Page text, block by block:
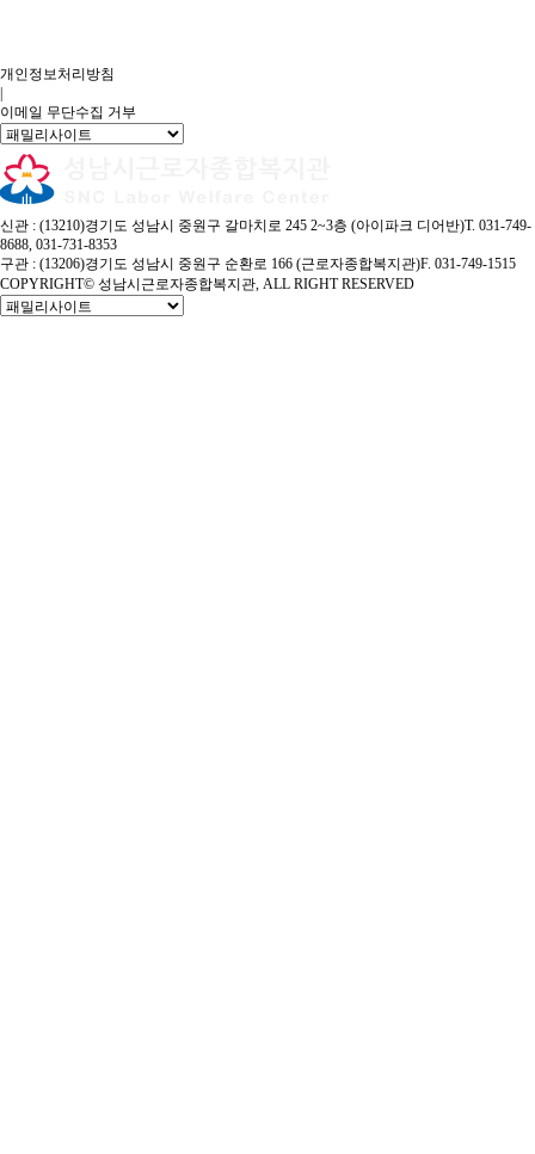
개인정보처리방침
이메일 무단수집 거부
신관 : (13210)경기도 성남시 중원구 갈마치로 245 2~3층 (아이파크 디어반)T. 031-749-
8688, 031-731-8353
구관 : (13206)경기도 성남시 중원구 순환로 166 (근로자종합복지관)F. 031-749-1515
COPYRIGHT© 성남시근로자종합복지관, ALL RIGHT RESERVED